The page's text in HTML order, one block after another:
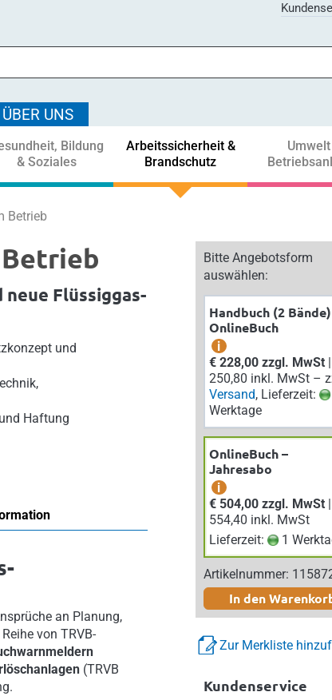
ÜBER UNS
Bildung
& Soziales
Arbeitssicherheit &
Brandschutz
Betrieb
Flüssiggas-
und
Haftung
Bitte Angebotsform
auswählen:
Handbuch (2
OnlineBuch
i
€ 228,00 zzgl. MwSt | €
250,80 inkl. MwSt –
Versand, Lieferzeit:
Werktage
OnlineBuch –
Jahresabo
i
€ 504,00 zzgl. MwSt | €
554,40 inkl. MwSt
Lieferzeit:
1
Artikelnummer:
In den
Zur Merkliste
Kundenservice
an Planung,
von TRVB-
(TRVB